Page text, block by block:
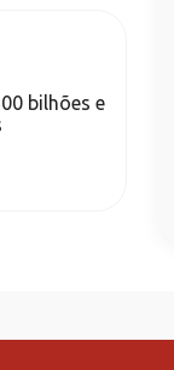
bilhões e